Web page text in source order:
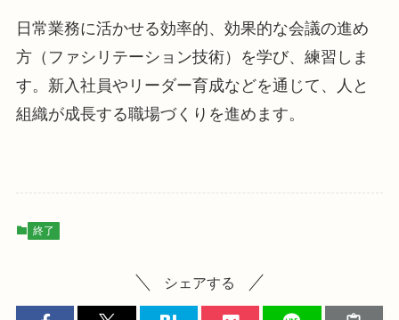
日常業務に活かせる効率的、効果的な会議の進め
方（ファシリテーション技術）を学び、練習しま
す。新入社員やリーダー育成などを通じて、人と
組織が成長する職場づくりを進めます。
終了
シェアする